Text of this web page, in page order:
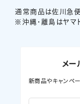
通常商品は佐川急便
※沖縄・離島はヤマ
メー
新商品やキャンペ